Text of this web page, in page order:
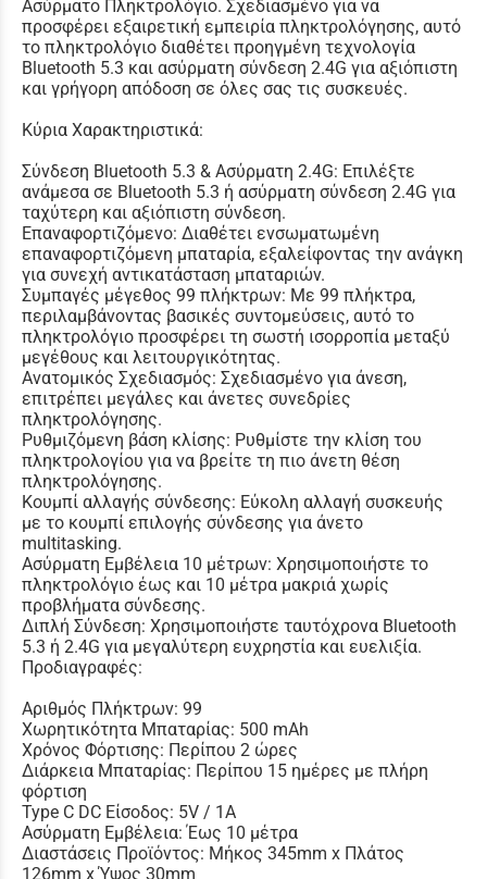
Ασύρματο Πληκτρολόγιο. Σχεδιασμένο για να
προσφέρει εξαιρετική εμπειρία πληκτρολόγησης, αυτό
το πληκτρολόγιο διαθέτει προηγμένη τεχνολογία
Bluetooth 5.3 και ασύρματη σύνδεση 2.4G για αξιόπιστη
και γρήγορη απόδοση σε όλες σας τις συσκευές.
Κύρια Χαρακτηριστικά:
Σύνδεση Bluetooth 5.3 & Ασύρματη 2.4G: Επιλέξτε
ανάμεσα σε Bluetooth 5.3 ή ασύρματη σύνδεση 2.4G για
ταχύτερη και αξιόπιστη σύνδεση.
Επαναφορτιζόμενο: Διαθέτει ενσωματωμένη
επαναφορτιζόμενη μπαταρία, εξαλείφοντας την ανάγκη
για συνεχή αντικατάσταση μπαταριών.
Συμπαγές μέγεθος 99 πλήκτρων: Με 99 πλήκτρα,
περιλαμβάνοντας βασικές συντομεύσεις, αυτό το
πληκτρολόγιο προσφέρει τη σωστή ισορροπία μεταξύ
μεγέθους και λειτουργικότητας.
Ανατομικός Σχεδιασμός: Σχεδιασμένο για άνεση,
επιτρέπει μεγάλες και άνετες συνεδρίες
πληκτρολόγησης.
Ρυθμιζόμενη βάση κλίσης: Ρυθμίστε την κλίση του
πληκτρολογίου για να βρείτε τη πιο άνετη θέση
πληκτρολόγησης.
Κουμπί αλλαγής σύνδεσης: Εύκολη αλλαγή συσκευής
με το κουμπί επιλογής σύνδεσης για άνετο
multitasking.
Ασύρματη Εμβέλεια 10 μέτρων: Χρησιμοποιήστε το
πληκτρολόγιο έως και 10 μέτρα μακριά χωρίς
προβλήματα σύνδεσης.
Διπλή Σύνδεση: Χρησιμοποιήστε ταυτόχρονα Bluetooth
5.3 ή 2.4G για μεγαλύτερη ευχρηστία και ευελιξία.
Προδιαγραφές:
Αριθμός Πλήκτρων: 99
Χωρητικότητα Μπαταρίας: 500 mAh
Χρόνος Φόρτισης: Περίπου 2 ώρες
Διάρκεια Μπαταρίας: Περίπου 15 ημέρες με πλήρη
φόρτιση
Type C DC Είσοδος: 5V / 1A
Ασύρματη Εμβέλεια: Έως 10 μέτρα
Διαστάσεις Προϊόντος: Μήκος 345mm x Πλάτος
126mm x Ύψος 30mm